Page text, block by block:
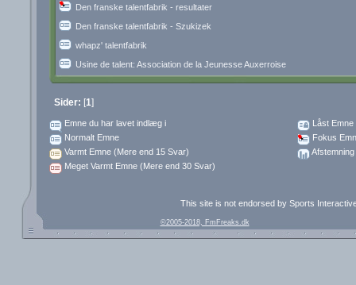
Den franske talentfabrik - resultater
Den franske talentfabrik - Szukizek
whapz' talentfabrik
Usine de talent: Association de la Jeunesse Auxerroise
Sider: [1]
Emne du har lavet indlæg i
Normalt Emne
Varmt Emne (Mere end 15 Svar)
Meget Varmt Emne (Mere end 30 Svar)
Låst Emne
Fokus
Afstemning
This site is not endorsed by Sports
©2005-2018, FmFreaks.dk